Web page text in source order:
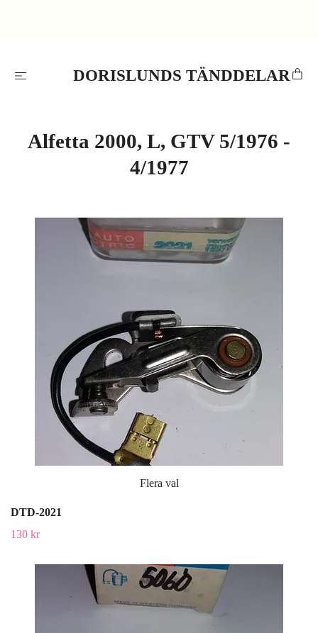
DORISLUNDS TÄNDDELAR
Alfetta 2000, L, GTV 5/1976 -
4/1977
Flera val
DTD-2021
130 kr